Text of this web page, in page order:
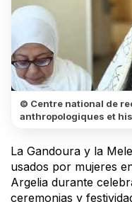
© Centre national de
anthropologiques et
La Gandoura y la
usados por mujeres
Argelia durante
ceremonias y